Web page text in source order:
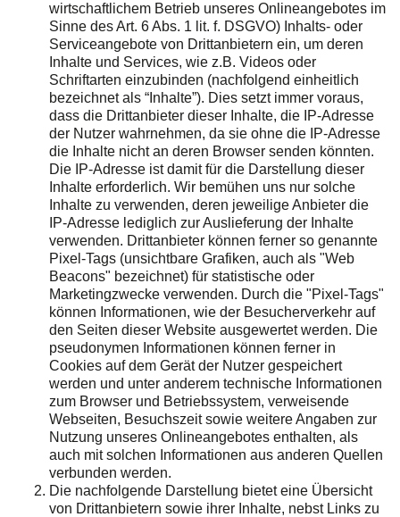
wirtschaftlichem Betrieb unseres Onlineangebotes im
Sinne des Art. 6 Abs. 1 lit. f. DSGVO) Inhalts- oder
Serviceangebote von Drittanbietern ein, um deren
Inhalte und Services, wie z.B. Videos oder
Schriftarten einzubinden (nachfolgend einheitlich
bezeichnet als “Inhalte”). Dies setzt immer voraus,
dass die Drittanbieter dieser Inhalte, die IP-Adresse
der Nutzer wahrnehmen, da sie ohne die IP-Adresse
die Inhalte nicht an deren Browser senden könnten.
Die IP-Adresse ist damit für die Darstellung dieser
Inhalte erforderlich. Wir bemühen uns nur solche
Inhalte zu verwenden, deren jeweilige Anbieter die
IP-Adresse lediglich zur Auslieferung der Inhalte
verwenden. Drittanbieter können ferner so genannte
Pixel-Tags (unsichtbare Grafiken, auch als "Web
Beacons" bezeichnet) für statistische oder
Marketingzwecke verwenden. Durch die "Pixel-Tags"
können Informationen, wie der Besucherverkehr auf
den Seiten dieser Website ausgewertet werden. Die
pseudonymen Informationen können ferner in
Cookies auf dem Gerät der Nutzer gespeichert
werden und unter anderem technische Informationen
zum Browser und Betriebssystem, verweisende
Webseiten, Besuchszeit sowie weitere Angaben zur
Nutzung unseres Onlineangebotes enthalten, als
auch mit solchen Informationen aus anderen Quellen
verbunden werden.
Die nachfolgende Darstellung bietet eine Übersicht
von Drittanbietern sowie ihrer Inhalte, nebst Links zu